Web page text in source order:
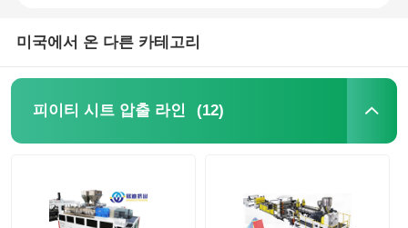
열형화 엽 extrusion 라인
미국에서 온 다른 카테고리
피이티 시트 압출 라인 (12)